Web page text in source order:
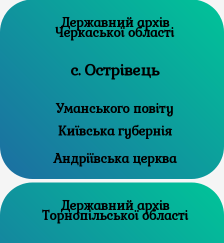
Державний архів
Черкаської області
с. Острівець
Уманського повіту
Київська губернія
Андріївська церква
Державний архів
Торнопільської області